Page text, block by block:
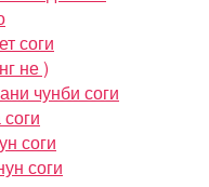
соги
не )
чунби соги
соги
соги